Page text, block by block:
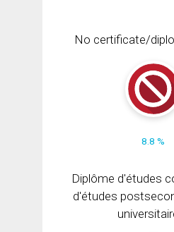
No certificate/
8.8 %
Diplôme d'études
d'études